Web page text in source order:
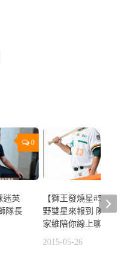
0
迷英
隊長
【獅王發燒星#5】
野雙星來報到 陳鏞
家維陪你線上聊
2015-05-26